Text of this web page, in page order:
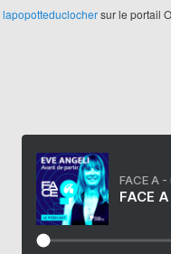
lapopotteduclochersur le portail
FACE A
FACE